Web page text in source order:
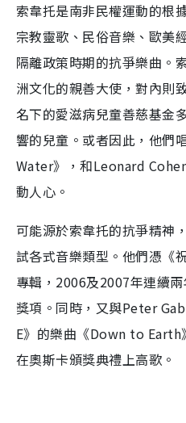
索韋托是南非民權運動的根
宗教靈歌、民俗音樂、歐美
隔離政策時期的抗爭樂曲。
洲文化的親善大使，對內則
名下的愛滋病兒童善慈基金
響的兒童。或者因此，他
Water》，和Leonard
動人心。
可能源於索韋托的抗爭精神
試各式音樂類型。他們憑《
專輯，2006及2007年連續
獎項。同時，又與Peter
E》的樂曲《Down to
在奧斯卡頒獎典禮上高歌。